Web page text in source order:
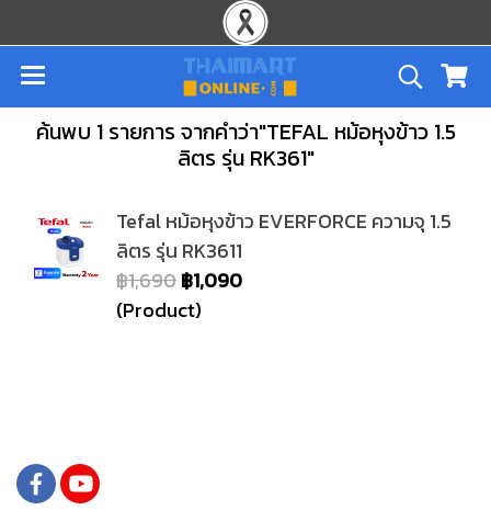
ค้นพบ 1 รายการ จากคำว่า"TEFAL หม้อหุงข้าว 1.5
ลิตร รุ่น RK361"
Tefal หม้อหุงข้าว EVERFORCE ความจุ 1.5
ลิตร รุ่น RK3611
฿1,690฿1,090
(Product)